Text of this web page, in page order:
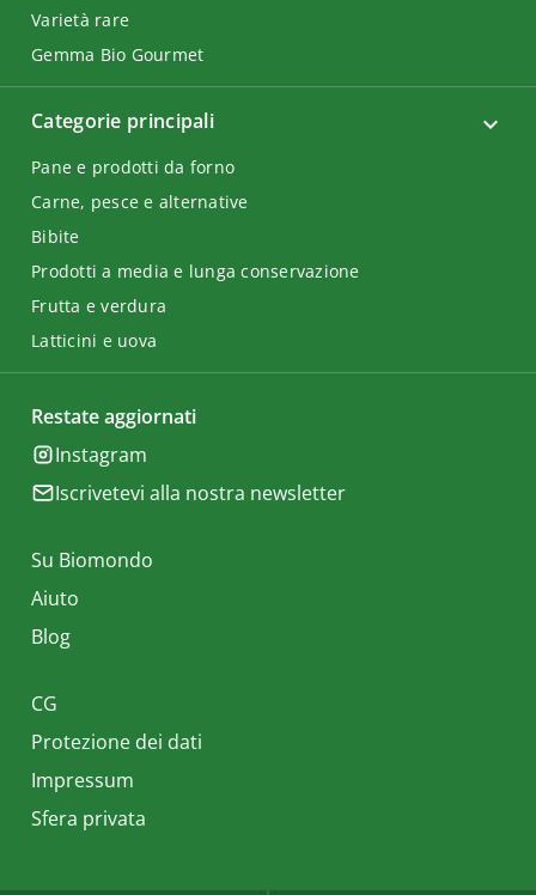
Categorie principali
Pane e prodotti da forno
Carne, pesce e alternative
Bibite
Prodotti a media e lunga conservazione
Frutta e verdura
Latticini e uova
Varietà rare
Gemma Bio Gourmet
Restate aggiornati
Instagram
Iscrivetevi alla nostra newsletter
Su Biomondo
Aiuto
Blog
CG
Protezione dei dati
Impressum
Sfera privata